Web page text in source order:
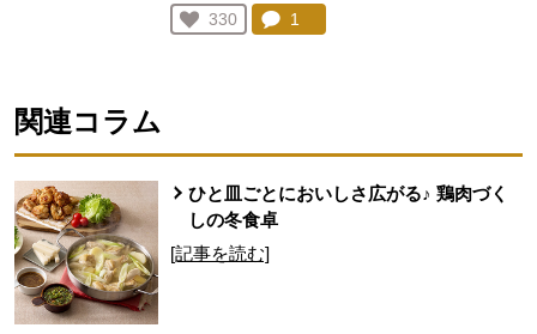
お気に入り登録：
330
人が登録
コメント：
1
関連コラム
ひと皿ごとにおいしさ広がる♪ 鶏肉づく
しの冬食卓
[記事を読む]